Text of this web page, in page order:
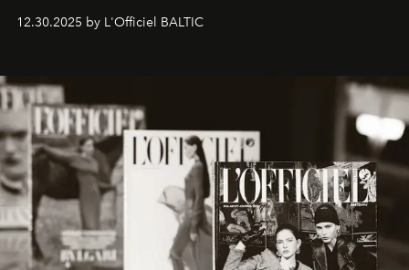
brand strategist with three decades of mastery in luxury,
framework where creativity, commerce, and culture
converge with surgical precision.
12.30.2025 by L'Officiel BALTIC